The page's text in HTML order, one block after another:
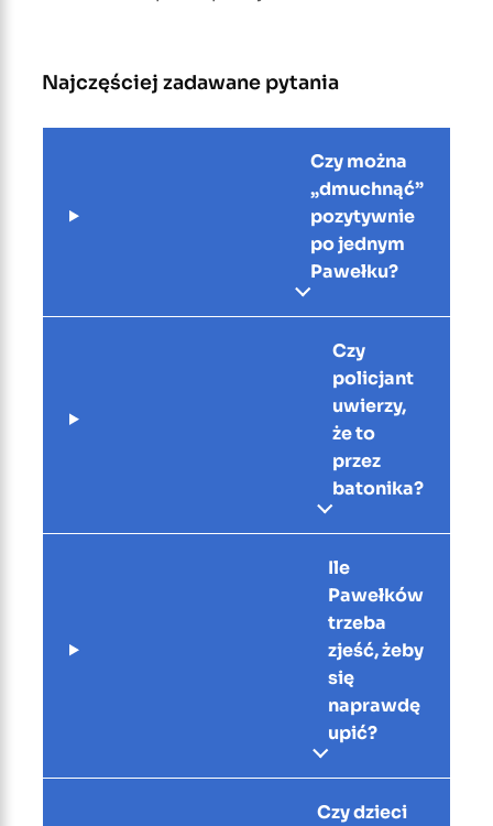
Najczęściej zadawane pytania
Czy można
„dmuchnąć”
pozytywnie
po jednym
Pawełku?
Czy
policjant
uwierzy,
że to
przez
batonika?
Ile
Pawełków
trzeba
zjeść, żeby
się
naprawdę
upić?
Czy dzieci